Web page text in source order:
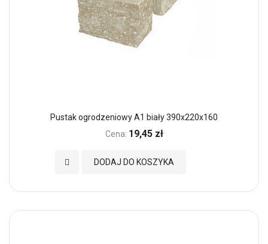
Pustak ogrodzeniowy A1 biały 390x220x160
Cena: 19,45 zł
DODAJ DO KOSZYKA
Dodaj do Ulubionych